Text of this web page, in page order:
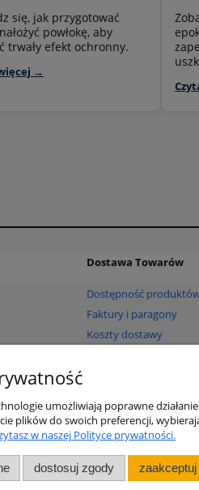
się, jak przygotować
powłokę, aby
trwały efekt ochronny.
→
Dostawa Towarów
Dostępność
Faktury i paragony
Koszty dostawy
Sklep
umożliwiają poprawne
plików do swoich preferencji,
w naszej Polityce prywatności.
dostosuj zgody